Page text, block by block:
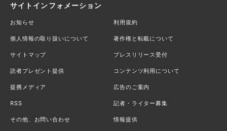
サイトインフォメーション
お知らせ 利用規約
個人情報の取り扱いについて 著作権と転載について
サイトマップ プレスリリース受付
読者プレゼント提供 コンテンツ利用について
提携メディア 広告のご案内
RSS 記者・ライター募集
その他、お問い合わせ 情報提供